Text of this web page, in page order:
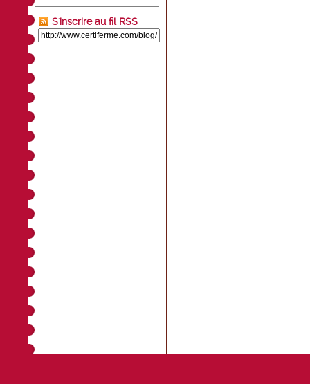
S'inscrire au fil RSS